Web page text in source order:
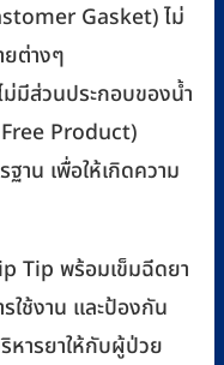
Gasket) ไม่
ยต่างๆ
ม่มีส่วนประกอบของน้ำ
Product)
าน เพื่อให้เกิดความ
Tip พร้อมเข็มฉีดยา
ใช้งาน และป้องกัน
หารยาให้กับผู้ป่วย